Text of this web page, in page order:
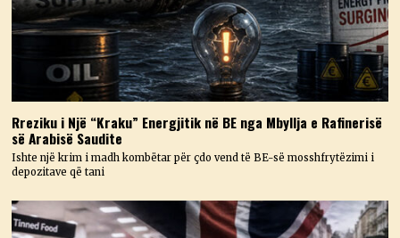
Rreziku i Një “Kraku” Energjitik në BE nga Mbyllja e Rafinerisë
së Arabisë Saudite
Ishte një krim i madh kombëtar për çdo vend të BE-së mosshfrytëzimi i
depozitave që tani